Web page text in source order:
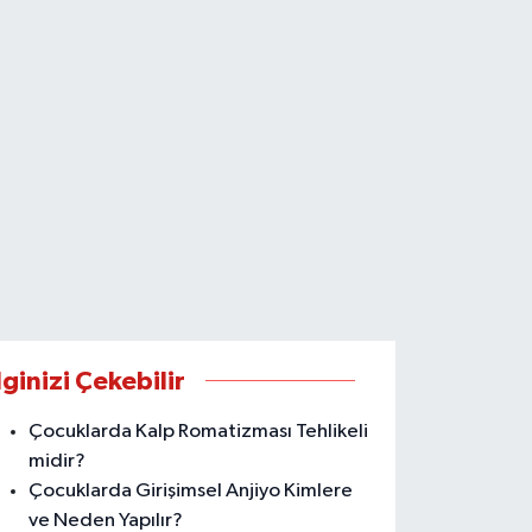
Çekebilir
Çocuklarda Kalp Romatizması Tehlikeli
midir?
Çocuklarda Girişimsel Anjiyo Kimlere
ve Neden Yapılır?